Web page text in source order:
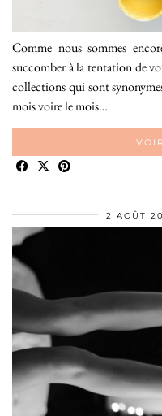
Comme nous sommes
succomber à la tentation de
collections qui sont
mois voire le mois…
2 AOÛT